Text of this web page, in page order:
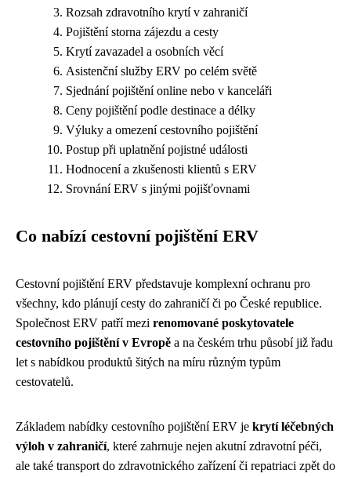
Rozsah zdravotního krytí v zahraničí
Pojištění storna zájezdu a cesty
Krytí zavazadel a osobních věcí
Asistenční služby ERV po celém světě
Sjednání pojištění online nebo v kanceláři
Ceny pojištění podle destinace a délky
Výluky a omezení cestovního pojištění
Postup při uplatnění pojistné události
Hodnocení a zkušenosti klientů s ERV
Srovnání ERV s jinými pojišťovnami
Co nabízí cestovní pojištění ERV
Cestovní pojištění ERV představuje komplexní ochranu pro
všechny, kdo plánují cesty do zahraničí či po České republice.
Společnost ERV patří mezi renomované poskytovatele
cestovního pojištění v Evropě a na českém trhu působí již řadu
let s nabídkou produktů šitých na míru různým typům
cestovatelů.
Základem nabídky cestovního pojištění ERV je krytí léčebných
výloh v zahraničí, které zahrnuje nejen akutní zdravotní péči,
ale také transport do zdravotnického zařízení či repatriaci zpět do